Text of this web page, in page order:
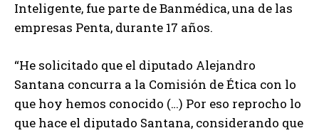
Inteligente, fue parte de Banmédica, una de las
empresas Penta, durante 17 años.
“He solicitado que el diputado Alejandro
Santana concurra a la Comisión de Ética con lo
que hoy hemos conocido (…) Por eso reprocho lo
que hace el diputado Santana, considerando que